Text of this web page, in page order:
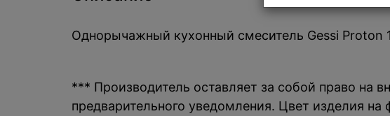
Однорычажный кухонный смеситель Gessi Proton
*** Производитель оставляет за собой право на
предварительного уведомления. Цвет изделия на